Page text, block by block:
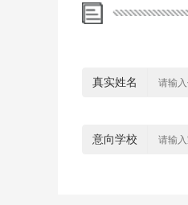
真实姓名
意向学校